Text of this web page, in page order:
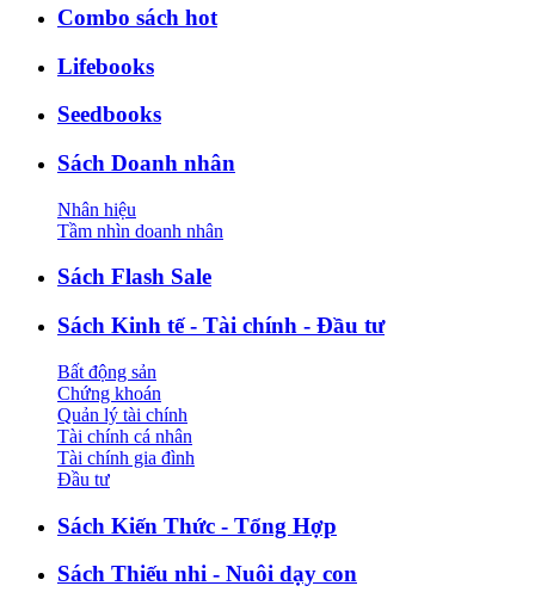
Combo sách hot
Lifebooks
Seedbooks
Sách Doanh nhân
Nhân hiệu
Tầm nhìn doanh nhân
Sách Flash Sale
Sách Kinh tế - Tài chính - Đầu tư
Bất động sản
Chứng khoán
Quản lý tài chính
Tài chính cá nhân
Tài chính gia đình
Đầu tư
Sách Kiến Thức - Tổng Hợp
Sách Thiếu nhi - Nuôi dạy con